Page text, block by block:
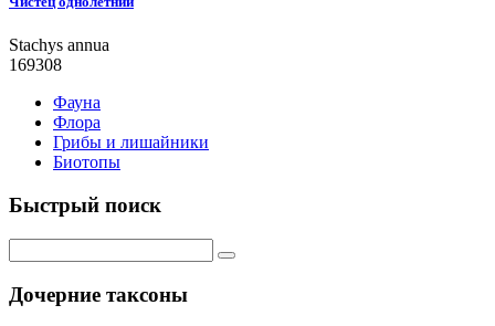
Stachys annua
169308
Фауна
Флора
Грибы и лишайники
Биотопы
Быстрый поиск
Дочерние таксоны